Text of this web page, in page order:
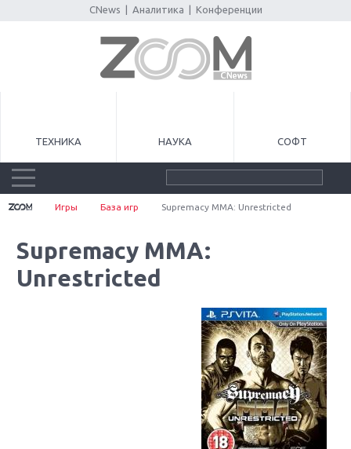
CNews Аналитика Конференции
ТЕХНИКА НАУКА СОФТ
Игры База игр Supremacy MMA: Unrestricted
Supremacy MMA:
Unrestricted